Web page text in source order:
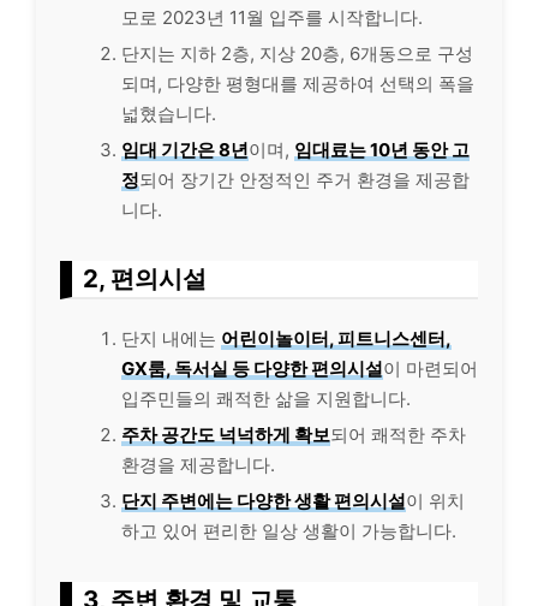
모로 2023년 11월 입주를 시작합니다.
단지는 지하 2층, 지상 20층, 6개동으로 구성
되며, 다양한 평형대를 제공하여 선택의 폭을
넓혔습니다.
임대 기간은 8년이며, 임대료는 10년 동안 고
정되어 장기간 안정적인 주거 환경을 제공합
니다.
2, 편의시설
단지 내에는 어린이놀이터, 피트니스센터,
GX룸, 독서실 등 다양한 편의시설이 마련되어
입주민들의 쾌적한 삶을 지원합니다.
주차 공간도 넉넉하게 확보되어 쾌적한 주차
환경을 제공합니다.
단지 주변에는 다양한 생활 편의시설이 위치
하고 있어 편리한 일상 생활이 가능합니다.
3, 주변 환경 및 교통